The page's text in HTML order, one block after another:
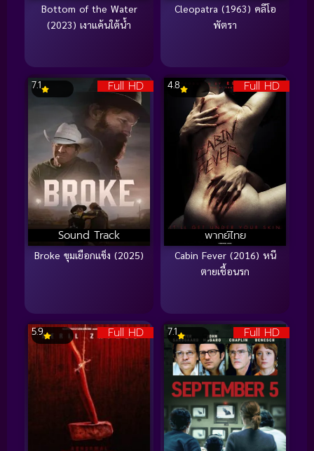
Bottom of the Water
(2023) เงาแค้นใต้น้ำ
Cleopatra (1963) คลีโอ
พัตรา
Full HD
Sound Track
7.1
Broke ขุมเยือกแข็ง (2025)
Full HD
พากย์ไทย
4.8
Cabin Fever (2016) หนี
ตายเชื้อนรก
Full HD
5.9 Full HD
7.1